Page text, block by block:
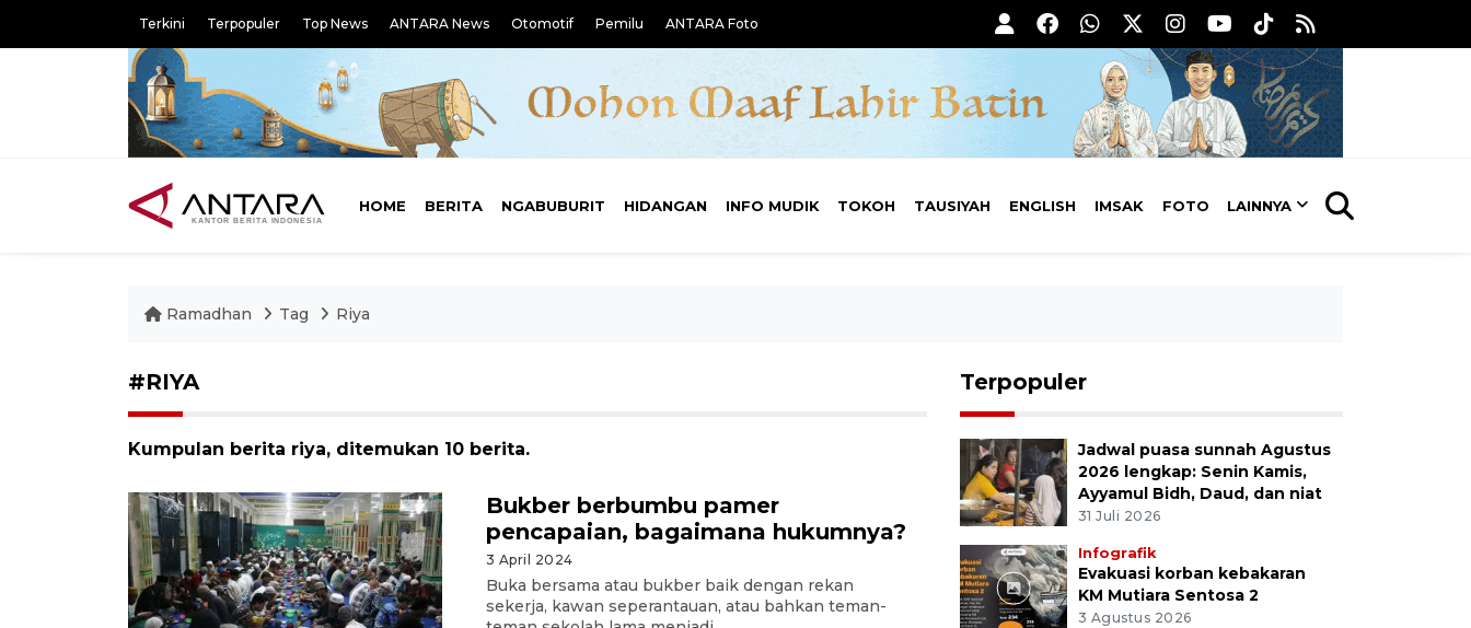
Terkini Terpopuler Top News ANTARA News Otomotif Pemilu ANTARA Foto
HOME BERITA NGABUBURIT HIDANGAN INFO MUDIK TOKOH TAUSIYAH ENGLISH IMSAK FOTO LAINNYA
Ramadhan Tag Riya
#RIYA
Kumpulan berita riya, ditemukan 10 berita.
Bukber berbumbu pamer
pencapaian, bagaimana hukumnya?
3 April 2024
Buka bersama atau bukber baik dengan rekan
sekerja, kawan seperantauan, atau bahkan teman-
Terpopuler
Jadwal puasa sunnah Agustus
2026 lengkap: Senin Kamis,
Ayyamul Bidh, Daud, dan niat
31 Juli 2026
Infografik
Evakuasi korban kebakaran
KM Mutiara Sentosa 2
3 Agustus 2026